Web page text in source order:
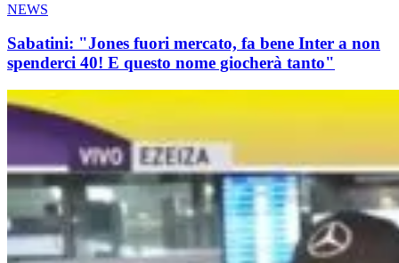
NEWS
Sabatini: "Jones fuori mercato, fa bene Inter a non
spenderci 40! E questo nome giocherà tanto"